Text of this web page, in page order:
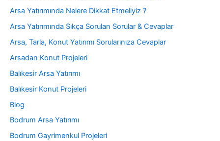
Arsa Yatırımında Nelere Dikkat Etmeliyiz ?
Arsa Yatırımında Sıkça Sorulan Sorular & Cevaplar
Arsa, Tarla, Konut Yatırımı Sorularınıza Cevaplar
Arsadan Konut Projeleri
Balıkesir Arsa Yatırımı
Balıkesir Konut Projeleri
Blog
Bodrum Arsa Yatırımı
Bodrum Gayrimenkul Projeleri